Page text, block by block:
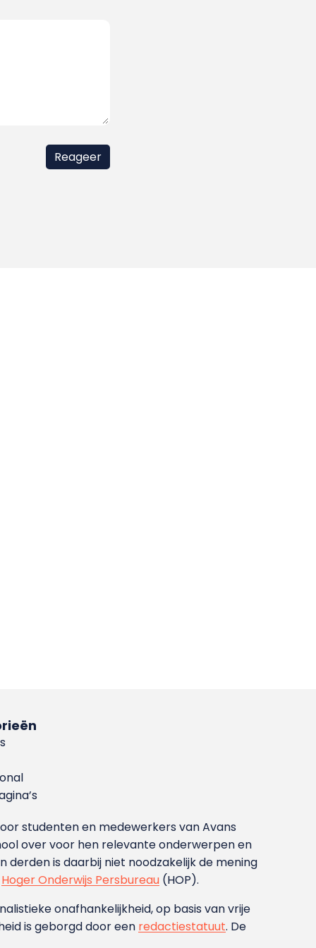
studenten en medewerkers van Avans
over voor hen relevante onderwerpen en
is daarbij niet noodzakelijk de mening
Hoger Onderwijs Persbureau (HOP).
onafhankelijkheid, op basis van vrije
is geborgd door een redactiestatuut. De